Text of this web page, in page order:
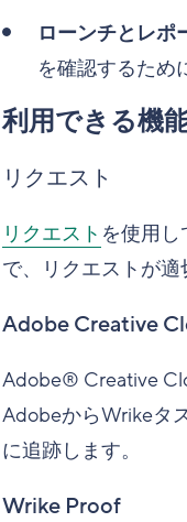
ローンチとレポ
を確認するため
利用できる機
リクエスト
リクエスト を使用
で、リクエストが適
Adobe Creative
Adobe® Creative
AdobeからWrikeタ
に追跡します。
Wrike Proof